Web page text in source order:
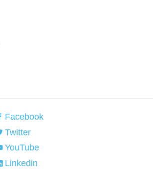
Facebook
Twitter
YouTube
Linkedin